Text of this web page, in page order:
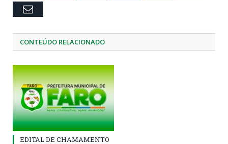
Email
CONTEÚDO RELACIONADO
EDITAL DE CHAMAMENTO